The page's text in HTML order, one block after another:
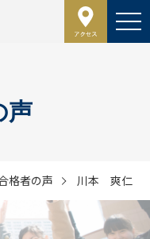
声
格者の声 川本 爽仁